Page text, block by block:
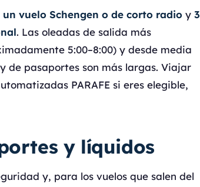
un vuelo Schengen o de corto radio y 3
. Las oleadas de salida más
5:00–8:00) y desde media
de pasaportes son más largas. Viajar
PARAFE si eres elegible,
y líquidos
y, para los vuelos que salen del